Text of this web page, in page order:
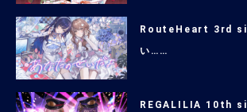
RouteHeart 3rd
い……
REGALILIA 10th